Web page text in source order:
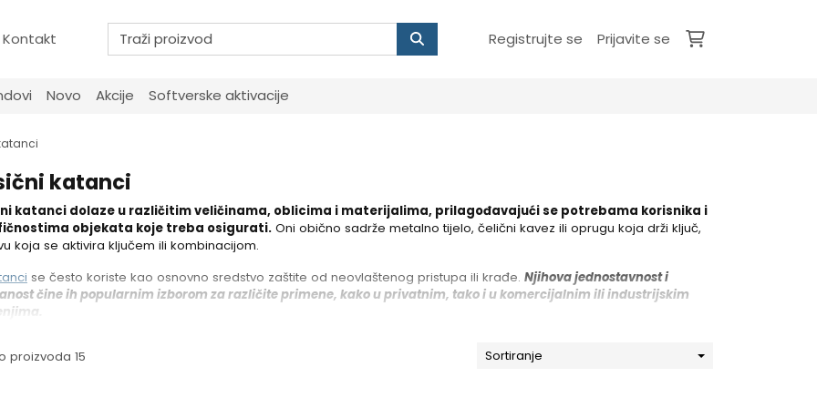
Kontakt Registrujte se Prijavite se
Novo Akcije Softverske aktivacije
katanci
katanci dolaze u različitim veličinama, oblicima i materijalima, prilagođavajući se potrebama korisnika i
objekata koje treba osigurati. Oni obično sadrže metalno tijelo, čelični kavez ili oprugu koja drži ključ,
koja se aktivira ključem ili kombinacijom.
se često koriste kao osnovno sredstvo zaštite od neovlaštenog pristupa ili krađe. Njihova jednostavnost i
čine ih popularnim izborom za različite primene, kako u privatnim, tako i u komercijalnim ili industrijskim
proizvoda 15 Sortiranje